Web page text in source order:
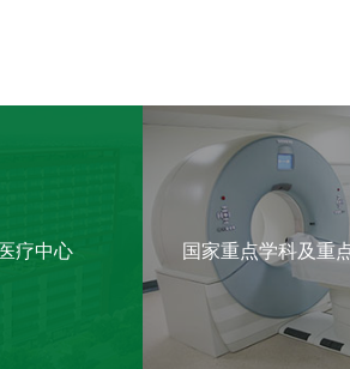
疗中心 国家重点学科及重